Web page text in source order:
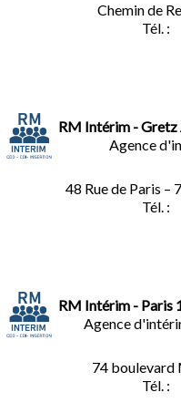
Chemin de
Tél. :
RM Intérim -
Agence
48 Rue de Paris
Tél. :
RM Intérim - Paris
Agence
74 boulevard
Tél. :